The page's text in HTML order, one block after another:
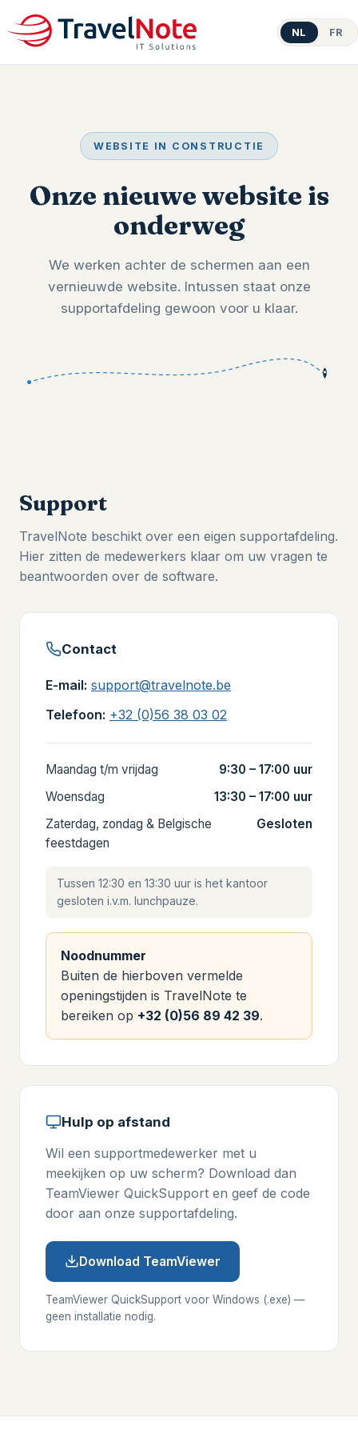
NL FR
WEBSITE IN CONSTRUCTIE
Onze nieuwe website is
onderweg
We werken achter de schermen aan een
vernieuwde website. Intussen staat onze
supportafdeling gewoon voor u klaar.
Support
TravelNote beschikt over een eigen supportafdeling.
Hier zitten de medewerkers klaar om uw vragen te
beantwoorden over de software.
Contact
E-mail: support@travelnote.be
Telefoon: +32 (0)56 38 03 02
Maandag t/m vrijdag
9:30 – 17:00 uur
Woensdag
13:30 – 17:00 uur
Zaterdag, zondag & Belgische
feestdagen
Gesloten
Tussen 12:30 en 13:30 uur is het kantoor
gesloten i.v.m. lunchpauze.
Noodnummer
Buiten de hierboven vermelde
openingstijden is TravelNote te
bereiken op +32 (0)56 89 42 39.
Hulp op afstand
Wil een supportmedewerker met u
meekijken op uw scherm? Download dan
TeamViewer QuickSupport en geef de code
door aan onze supportafdeling.
Download TeamViewer
TeamViewer QuickSupport voor Windows (.exe) —
geen installatie nodig.